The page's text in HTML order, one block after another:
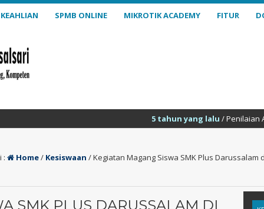
SPMB ONLINE MIKROTIK ACADEMY FITUR
/ Penilaian Akhir Semester (PAS)
: Home/ Kesiswaan /Kegiatan Magang Siswa SMK Plus Darussalam
SMK PLUS DARUSSALAM DI